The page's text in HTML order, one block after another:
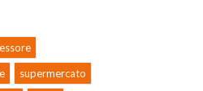
supermercato